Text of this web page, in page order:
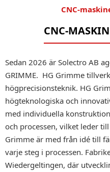
CNC-
CNC-
Sedan 2026 är Solectro AB
GRIMME. HG Grimme
högprecisionsteknik. HG
högteknologiska och
med individuella
och processen, vilket leder
Grimme är med från idé till
varje steg i processen.
Wiedergeltingen, där